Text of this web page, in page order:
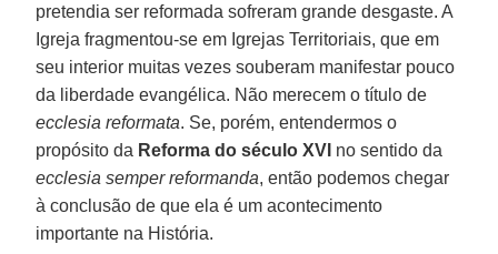
pretendia ser reformada sofreram grande desgaste. A
Igreja fragmentou-se em Igrejas Territoriais, que em
seu interior muitas vezes souberam manifestar pouco
da liberdade evangélica. Não merecem o título de
ecclesia reformata. Se, porém, entendermos o
propósito da Reforma do século XVI no sentido da
ecclesia semper reformanda, então podemos chegar
à conclusão de que ela é um acontecimento
importante na História.